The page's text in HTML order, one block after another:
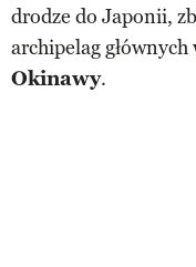
drodze do Japonii,
archipelag
Okinawy.